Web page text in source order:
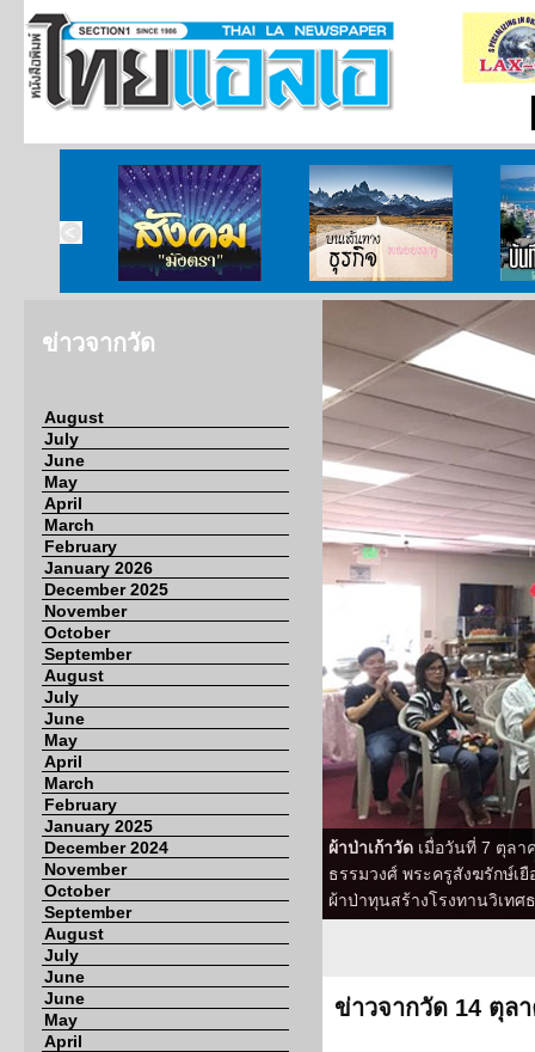
สังคมมังตรา บนเส้นทางธุรกิจ บั
ข่าวจากวัด
August
July
June
May
April
March
February
January 2026
December 2025
November
October
September
August
July
June
May
April
March
February
January 2025
December 2024
November
October
September
August
July
June
June
May
April
ผ้าป่าเก้าวัด เมื่อวันที่ 7 ตุลา
ธรรมวงศ์ พระครูสังฆรักษ์เ
ผ้าป่าทุนสร้างโรงทานวิเท
ข่าวจากวัด 14 ตุล